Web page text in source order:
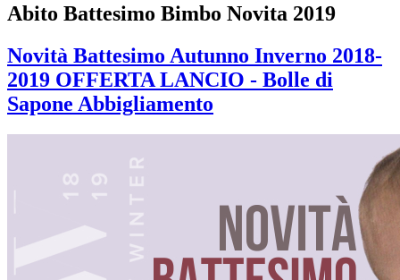
Abito Battesimo Bimbo Novita 2019
Novità Battesimo Autunno Inverno 2018-
2019 OFFERTA LANCIO - Bolle di
Sapone Abbigliamento